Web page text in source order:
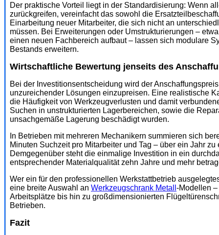
Der praktische Vorteil liegt in der Standardisierung: Wenn
zurückgreifen, vereinfacht das sowohl die
Einarbeitung neuer Mitarbeiter, die sich nicht an
müssen. Bei Erweiterungen oder Umstrukturierungen –
einen neuen Fachbereich aufbaut – lassen sich modulare
Bestands erweitern.
Wirtschaftliche Bewertung jenseits des
Bei der Investitionsentscheidung wird der
unzureichender Lösungen einzupreisen. Eine realistische
die Häufigkeit von Werkzeugverlusten und damit
Suchen in unstrukturierten Lagerbereichen, sowie die
unsachgemäße Lagerung beschädigt wurden.
In Betrieben mit mehreren Mechanikern summieren sich
Minuten Suchzeit pro Mitarbeiter und Tag – über ein Jahr
Demgegenüber steht die einmalige Investition in ein
entsprechender Materialqualität zehn Jahre und mehr
Wer ein für den professionellen Werkstattbetrieb
eine breite Auswahl an Werkzeugschrank Metall -Modellen
Arbeitsplätze bis hin zu großdimensionierten
Betrieben.
Fazit